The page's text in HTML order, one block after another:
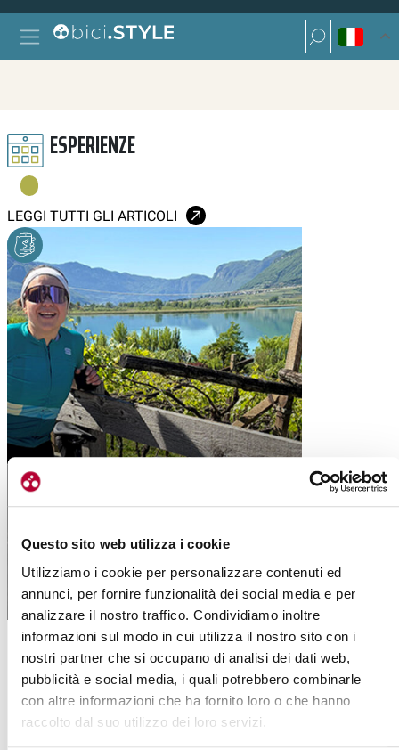
Questo sito web utilizza i cookie
Utilizziamo i cookie per personalizzare contenuti ed
annunci, per fornire funzionalità dei social media e per
analizzare il nostro traffico. Condividiamo inoltre
informazioni sul modo in cui utilizza il nostro sito con i
nostri partner che si occupano di analisi dei dati web,
pubblicità e social media, i quali potrebbero combinarle
con altre informazioni che ha fornito loro o che hanno
raccolto dal suo utilizzo dei loro servizi.
Vai al contenuto
Navigazione principale
Ricerca per:
Ricerca per:
ESPERIENZE
LEGGI TUTTI GLI ARTICOLI
LA SCELTA DI BOLZANO E LA MIA PRIMA
BICI DA CORSA